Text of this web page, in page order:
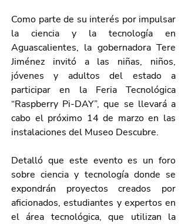
Como parte de su interés por impulsar
la ciencia y la tecnología en
Aguascalientes, la gobernadora Tere
Jiménez invitó a las niñas, niños,
jóvenes y adultos del estado a
participar en la Feria Tecnológica
“Raspberry Pi-DAY”, que se llevará a
cabo el próximo 14 de marzo en las
instalaciones del Museo Descubre.
Detalló que este evento es un foro
sobre ciencia y tecnología donde se
expondrán proyectos creados por
aficionados, estudiantes y expertos en
el área tecnológica, que utilizan la